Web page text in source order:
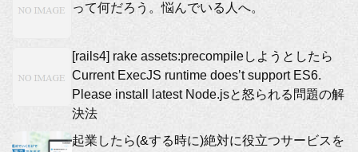
って何だろう。悩んでいる人へ。
[rails4] rake assets:precompileしようとしたら
Current ExecJS runtime does’t support ES6.
Please install latest Node.jsと怒られる問題の解
決法
起業したら(&する時に)絶対に役立つサービスを